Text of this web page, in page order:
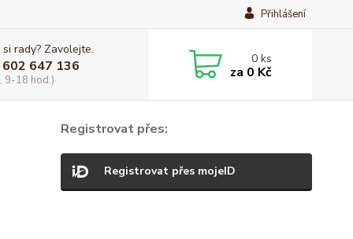
Přihlášení
rady? Zavolejte.
647 136
9-18 hod.)
0ks
za 0 Kč
Registrovat přes:
Registrovat přes mojeID